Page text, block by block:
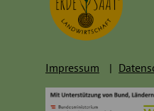
Impressum